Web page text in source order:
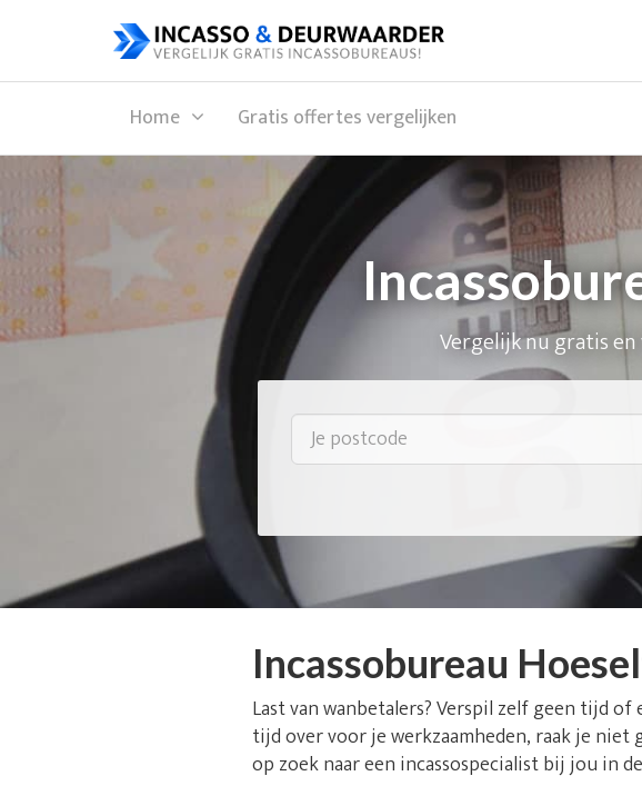
Home Gratis offertes vergelijken
Vergelijk nu gratis
Incassobureau
Last van wanbetalers? Verspil zelf geen tijd
tijd over voor je werkzaamheden, raak je
op zoek naar een incassospecialist bij jou in